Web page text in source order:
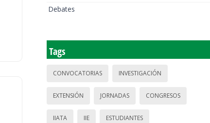
Debates
Tags
CONVOCATORIAS INVESTIGACIÓN
EXTENSIÓN JORNADAS CONGRESOS
IIATA IIE ESTUDIANTES